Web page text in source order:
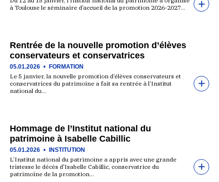
à Toulouse le séminaire d’accueil de la promotion 2026-2027…
Rentrée de la nouvelle promotion d’élèves
conservateurs et conservatrices
05.01.2026 FORMATION
Le 5 janvier, la nouvelle promotion d’élèves conservateurs et
conservatrices du patrimoine a fait sa rentrée à l’Institut
national du…
Hommage de l’Institut national du
patrimoine à Isabelle Cabillic
05.01.2026 INSTITUTION
L’Institut national du patrimoine a appris avec une grande
tristesse le décès d'Isabelle Cabillic, conservatrice du
patrimoine de la promotion…